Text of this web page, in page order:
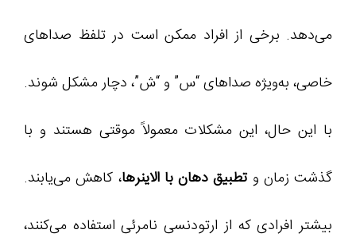
می‌دهد. برخی از افراد ممکن است در تلفظ صداهای
خاصی، به‌ویژه صداهای “س” و “ش”، دچار مشکل شوند.
با این حال، این مشکلات معمولاً موقتی هستند و با
گذشت زمان وتطبیق دهان با الاینرها، کاهش می‌یابند.
بیشتر افرادی که از ارتودنسی نامرئی استفاده می‌کنند،